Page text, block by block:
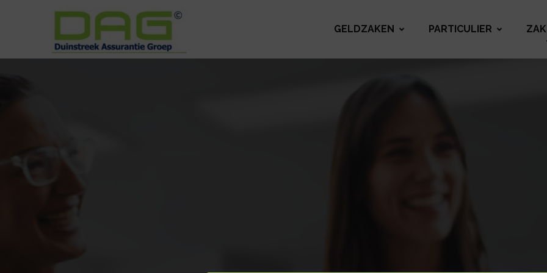
GELDZAKEN PARTICULIER